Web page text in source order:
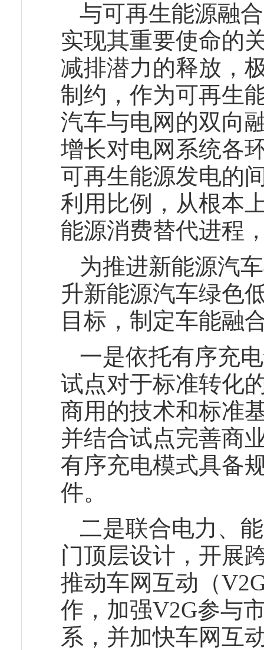
与可再生能源融
实现其重要使命的
减排潜力的释放，
制约，作为可再生
汽车与电网的双向
增长对电网系统各
可再生能源发电的
利用比例，从根本
能源消费替代进程
为推进新能源汽
升新能源汽车绿色
目标，制定车能融
一是依托有序充
试点对于标准转化
商用的技术和标准
并结合试点完善商
有序充电模式具备
件。
二是联合电力、
门顶层设计，开展
推动车网互动（
作，加强V2G参与
系，并加快车网互